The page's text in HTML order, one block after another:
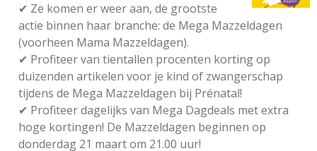
✔ Ze komen er weer aan, de grootste
actie binnen haar branche: de Mega Mazzeldagen
(voorheen Mama Mazzeldagen).
✔ Profiteer van tientallen procenten korting op
duizenden artikelen voor je kind of zwangerschap
tijdens de Mega Mazzeldagen bij Prénatal!
✔ Profiteer dagelijks van Mega Dagdeals met extra
hoge kortingen! De Mazzeldagen beginnen op
donderdag 21 maart om 21.00 uur!